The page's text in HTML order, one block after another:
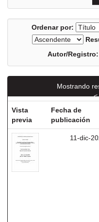
Ordenar por:
Autor/Registro:
Mostrando
<
Vista
previa
Fecha de
publicación
11-dic-